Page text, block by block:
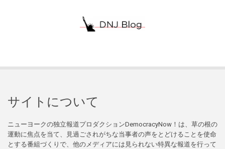
サイトについて
ニューヨークの独立報道プロダクションDemocracyNow！は、草の根の
運動に焦点を当て、見過ごされがちな当事者の声をとどけることを使命
とする番組づくりで、他のメディアには見られない特異な報道を行って